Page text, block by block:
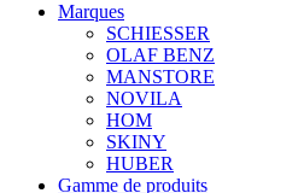
Marques
SCHIESSER
OLAF BENZ
MANSTORE
NOVILA
HOM
SKINY
HUBER
Gamme de produits